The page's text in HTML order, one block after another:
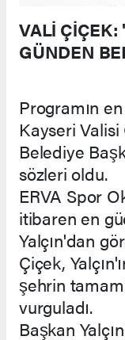
VALİ ÇİÇEK:
GÜNDEN
Programın
Kayseri
Belediye
sözleri oldu.
ERVA Spor
itibaren en
Yalçın'dan
Çiçek,
şehrin
vurguladı.
Başkan